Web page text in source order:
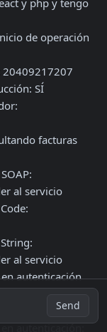
y php y tengo
de operación
20409217207
SÍ
facturas
al servicio
al servicio
autenticación
autenticación:
Send